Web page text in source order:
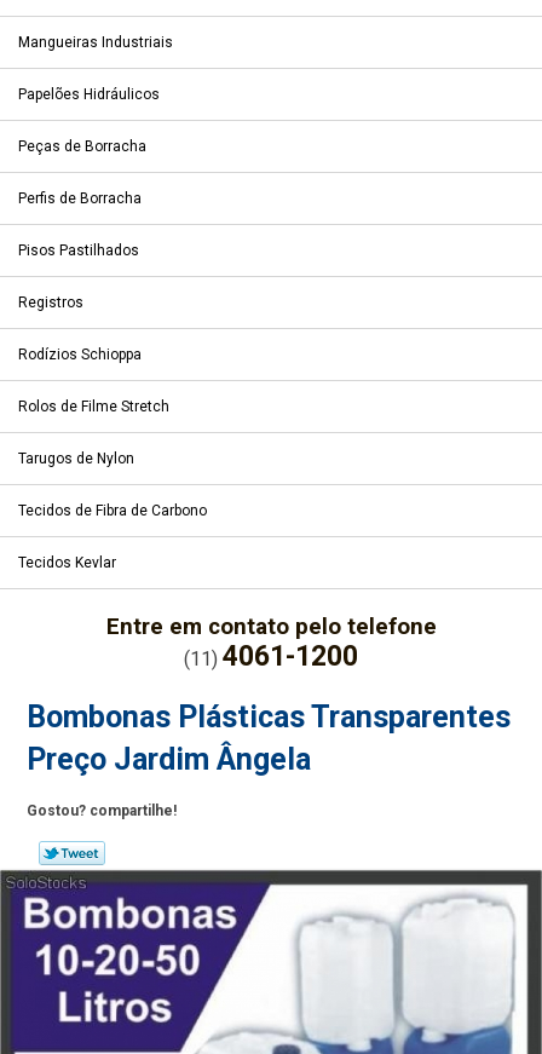
Mangueiras Industriais
Papelões Hidráulicos
Peças de Borracha
Perfis de Borracha
Pisos Pastilhados
Registros
Rodízios Schioppa
Rolos de Filme Stretch
Tarugos de Nylon
Tecidos de Fibra de Carbono
Tecidos Kevlar
Entre em contato pelo telefone
(11) 4061-1200
Bombonas Plásticas Transparentes
Preço Jardim Ângela
Gostou? compartilhe!